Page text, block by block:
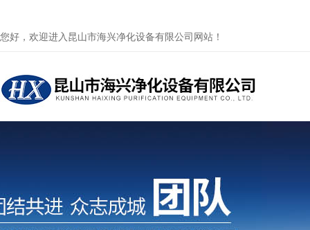
您好，欢迎进入昆山市海兴净化设备有限公司网站！